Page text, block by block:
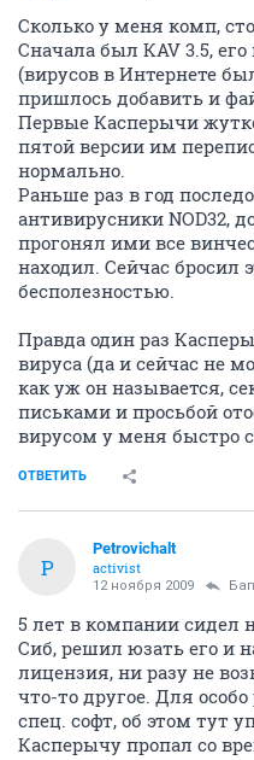
Сколько у меня комп,
Сначала был КAV 3.5,
(вирусов в Интернете
пришлось добавить и
Первые Касперычи
пятой версии им
нормально.
Раньше раз в год
антивирусники NOD32,
прогонял ими все
находил. Сейчас бросил
бесполезностью.
Правда один раз
вируса (да и сейчас не
как уж он называется,
письками и просьбой
вирусом у меня быстро
ОТВЕТИТЬ
P
Petrovichalt
activist
12 ноября 2009
5 лет в компании сидел
Сиб, решил юзать его и
лицензия, ни разу не
что-то другое. Для
спец. софт, об этом тут
Касперычу пропал со